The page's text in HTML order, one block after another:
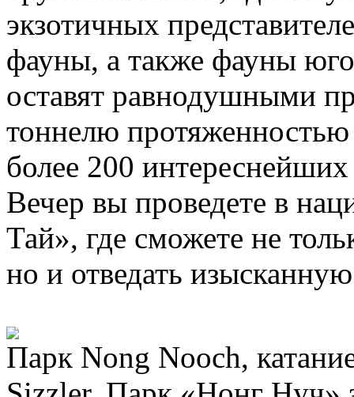
экзотичных
фауны, а также фауны
оставят равнодушными
тоннелю
более 200
Вечер вы проведете в
Тай», где сможете не
но и отведать
Парк Nong Nooch,